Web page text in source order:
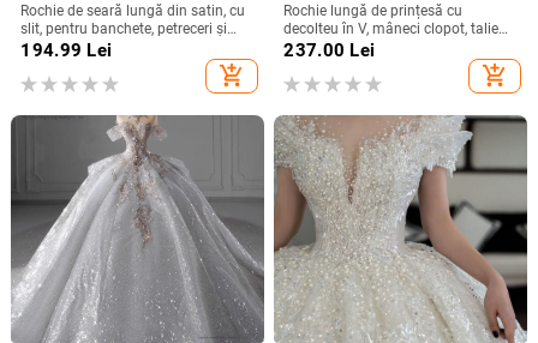
Rochie de seară lungă din satin, cu
slit, pentru banchete, petreceri și
evenimente formale
194.99 Lei
add_shopping_cart
Rochie lungă de prințesă cu
decolteu în V, mâneci clopot, talie
înaltă, imprimeu geometric,
237.00 Lei
add_shopping_cart